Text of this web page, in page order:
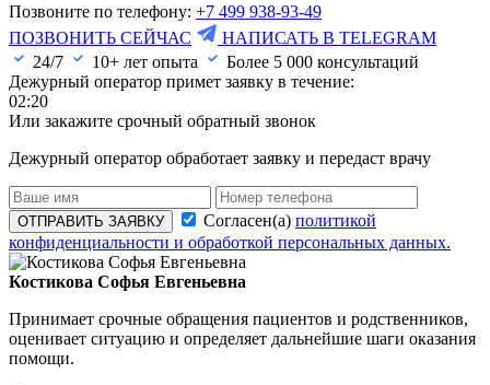
Позвоните по телефону: +7 499 938-93-49
ПОЗВОНИТЬ СЕЙЧАС
НАПИСАТЬ В TELEGRAM
24/7
10+ лет опыта Более 5 000 консультаций
Дежурный оператор примет заявку в течение:
02:20
Или закажите срочный обратный звонок
Дежурный оператор обработает заявку и передаст врачу
ОТПРАВИТЬ ЗАЯВКУ Согласен(а) политикой
конфиденциальности и обработкой персональных данных.
Костикова Софья Евгеньевна
Принимает срочные обращения пациентов и родственников,
оценивает ситуацию и определяет дальнейшие шаги оказания
помощи.